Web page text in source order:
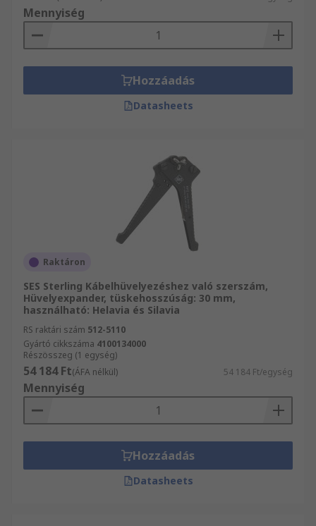
Mennyiség
Hozzáadás
Datasheets
Raktáron
SES Sterling Kábelhüvelyezéshez való szerszám,
Hüvelyexpander, tüskehosszúság: 30 mm,
használható: Helavia és Silavia
RS raktári szám 512-5110
Gyártó cikkszáma 4100134000
Részösszeg (1 egység)
54 184 Ft(ÁFA nélkül) 54 184 Ft/egység
Mennyiség
Hozzáadás
Datasheets